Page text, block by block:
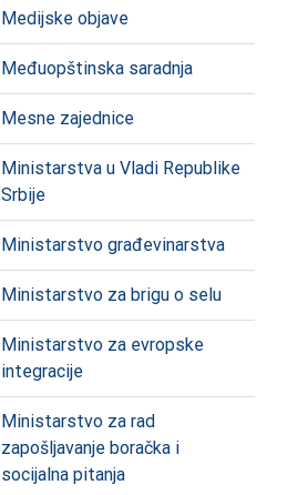
Medijske objave
Međuopštinska saradnja
Mesne zajednice
Ministarstva u Vladi Republike
Srbije
Ministarstvo građevinarstva
Ministarstvo za brigu o selu
Ministarstvo za evropske
integracije
Ministarstvo za rad
zapošljavanje boračka i
socijalna pitanja